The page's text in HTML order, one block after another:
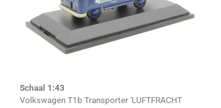
Schaal 1:43
Volkswagen T1b Transporter ‘LUFTFRACHT